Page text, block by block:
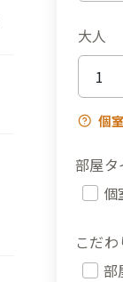
大人
個
部屋タ
個
こだ
部